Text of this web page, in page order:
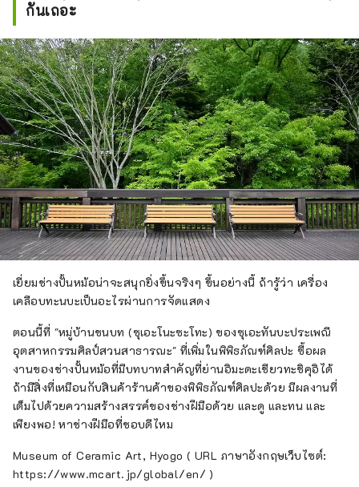
กันเถอะ
เยี่ยมช่างปั้นหม้อน่าจะสนุกยิ่งขึ้นจริงๆ ขึ้นอย่างนี้ ถ้ารู้ว่า เครื่อง
เคลือบทะนบะเป็นอะไรผ่านการจัดแสดง
ตอนนี้ที่ "หมู่บ้านชนบท (ซุเอะโนะซะโทะ) ของซุเอะทันบะประเพณี
อุตสาหกรรมศิลป์สวนสาธารณะ" ที่เพิ่มในพิพิธภัณฑ์ศิลปะ ซื้อผล
งานของช่างปั้นหม้อที่มีบทบาทสำคัญที่ย่านอิมะดะเชียวทะชิคุอิได้
ถ้ามีสิ่งที่เหมือนกับสินค้าร้านค้าของพิพิธภัณฑ์ศิลปะด้วย มีผลงานที่
เต็มไปด้วยความสร้างสรรค์ของช่างฝีมือด้วย และดู และทน และ
เพียงพอ! หาช่างฝีมือที่ชอบดีไหม
Museum of Ceramic Art, Hyogo ( URL ภาษาอังกฤษเว็บไซต์:
https://www.mcart.jp/global/en/ )